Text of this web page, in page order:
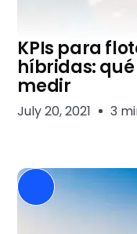
KPIs para
híbridas:
medir
July 20, 2021 3